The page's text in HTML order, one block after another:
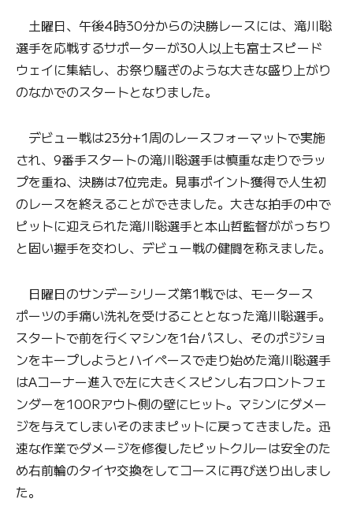
土曜日、午後4時30分からの決勝レースには、滝川聡
選手を応戦するサポーターが30人以上も富士スピード
ウェイに集結し、お祭り騒ぎのような大きな盛り上がり
のなかでのスタートとなりました。
デビュー戦は23分+1周のレースフォーマットで実施
され、9番手スタートの滝川聡選手は慎重な走りでラッ
プを重ね、決勝は7位完走。見事ポイント獲得で人生初
のレースを終えることができました。大きな拍手の中で
ピットに迎えられた滝川聡選手と本山哲監督ががっちり
と固い握手を交わし、デビュー戦の健闘を称えました。
日曜日のサンデーシリーズ第1戦では、モータース
ポーツの手痛い洗礼を受けることとなった滝川聡選手。
スタートで前を行くマシンを1台パスし、そのポジショ
ンをキープしようとハイペースで走り始めた滝川聡選手
はAコーナー進入で左に大きくスピンし右フロントフェ
ンダーを100Rアウト側の壁にヒット。マシンにダメー
ジを与えてしまいそのままピットに戻ってきました。迅
速な作業でダメージを修復したピットクルーは安全のた
め右前輪のタイヤ交換をしてコースに再び送り出しまし
た。